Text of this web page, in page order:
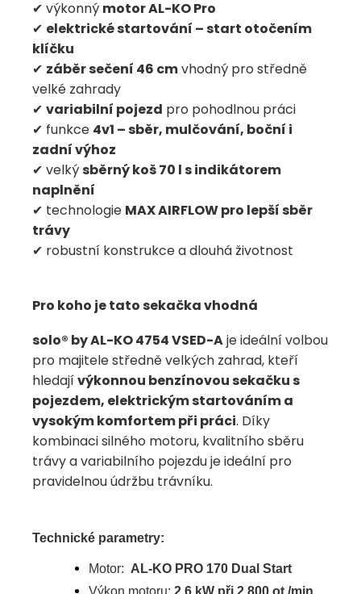
✔ výkonný motor AL-KO Pro
✔ elektrické startování – start otočením
klíčku
✔ záběr sečení 46 cmvhodný pro středně
velké zahrady
✔ variabilní pojezd pro pohodlnou práci
✔ funkce 4v1 – sběr, mulčování, boční i
zadní výhoz
✔ velkýsběrný koš 70 l s indikátorem
naplnění
✔ technologie MAX AIRFLOW pro lepší sběr
trávy
✔ robustní konstrukce a dlouhá životnost
Pro koho je tato sekačka vhodná
solo® by AL-KO 4754 VSED-Aje ideální volbou
pro majitele středně velkých zahrad, kteří
hledajívýkonnou benzínovou sekačku s
pojezdem, elektrickým startováním a
vysokým komfortem při práci. Díky
kombinaci silného motoru, kvalitního sběru
trávy a variabilního pojezdu je ideální pro
pravidelnou údržbu trávníku.
Technické parametry:
Motor: AL-KO PRO 170 Dual Start
Výkon motoru: 2,6 kW při 2 800 ot./min.